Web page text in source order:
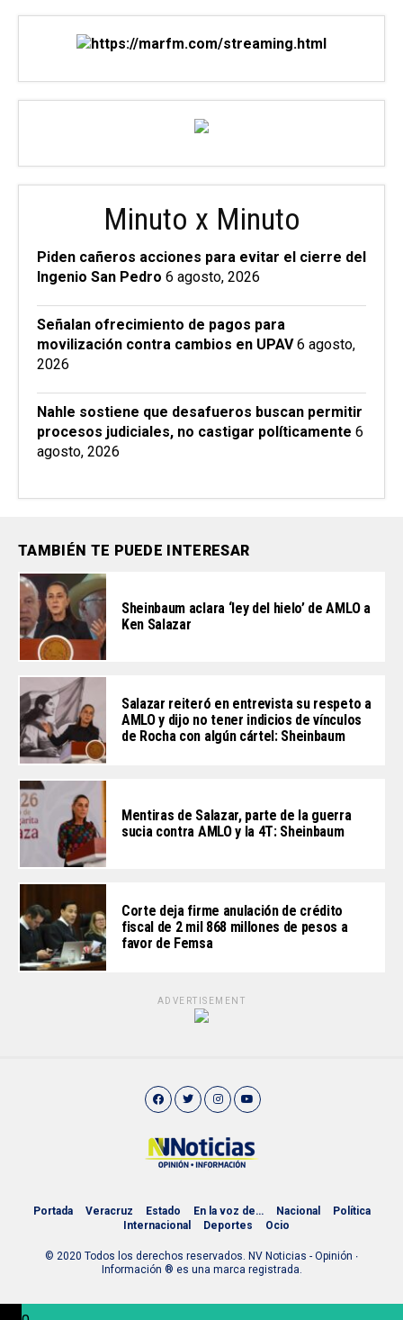
Minuto x Minuto
Piden cañeros acciones para evitar el cierre del
Ingenio San Pedro 6 agosto, 2026
Señalan ofrecimiento de pagos para
movilización contra cambios en UPAV 6 agosto,
2026
Nahle sostiene que desafueros buscan permitir
procesos judiciales, no castigar políticamente 6
agosto, 2026
TAMBIÉN TE PUEDE INTERESAR
Sheinbaum aclara ‘ley del hielo’ de AMLO a
Ken Salazar
Salazar reiteró en entrevista su respeto a
AMLO y dijo no tener indicios de vínculos
de Rocha con algún cártel: Sheinbaum
Mentiras de Salazar, parte de la guerra
sucia contra AMLO y la 4T: Sheinbaum
Corte deja firme anulación de crédito
fiscal de 2 mil 868 millones de pesos a
favor de Femsa
ADVERTISEMENT
Portada Veracruz Estado En la voz de… Nacional
Política
Internacional
Deportes Ocio
© 2020 Todos los derechos reservados. NV Noticias - Opinión ∙
Información ® es una marca registrada.